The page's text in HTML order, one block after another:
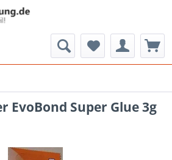
EvoBond Super Glue 3g